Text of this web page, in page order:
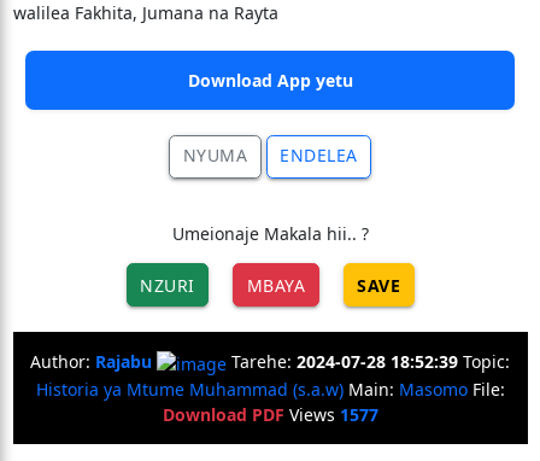
walilea Fakhita, Jumana na Rayta
Download App yetu
NYUMA ENDELEA
Umeionaje Makala hii.. ?
NZURI MBAYA SAVE
Author: Rajabu Tarehe: 2024-07-28 18:52:39 Topic:
Historia ya Mtume Muhammad (s.a.w)Main: MasomoFile:
Download PDF Views 1577